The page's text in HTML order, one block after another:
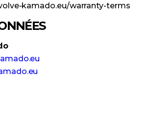
kamado.eu/warranty-terms